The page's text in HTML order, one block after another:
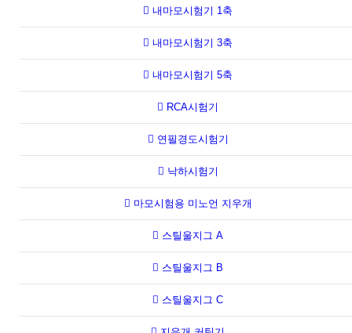
내마모시험기 1축
내마모시험기 3축
내마모시험기 5축
RCA시험기
연필경도시험기
낙하시험기
마모시험용 미노언 지우개
스틸울지그 A
스틸울지그 B
스틸울지그 C